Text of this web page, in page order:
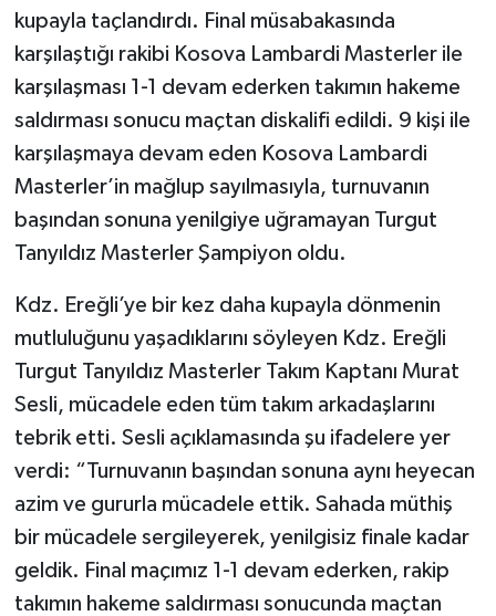
kupayla taçlandırdı. Final müsabakasında
karşılaştığı rakibi Kosova Lambardi Masterler ile
karşılaşması 1-1 devam ederken takımın hakeme
saldırması sonucu maçtan diskalifi edildi. 9 kişi ile
karşılaşmaya devam eden Kosova Lambardi
Masterler’in mağlup sayılmasıyla, turnuvanın
başından sonuna yenilgiye uğramayan Turgut
Tanyıldız Masterler Şampiyon oldu.
Kdz. Ereğli’ye bir kez daha kupayla dönmenin
mutluluğunu yaşadıklarını söyleyen Kdz. Ereğli
Turgut Tanyıldız Masterler Takım Kaptanı Murat
Sesli, mücadele eden tüm takım arkadaşlarını
tebrik etti. Sesli açıklamasında şu ifadelere yer
verdi: “Turnuvanın başından sonuna aynı heyecan
azim ve gururla mücadele ettik. Sahada müthiş
bir mücadele sergileyerek, yenilgisiz finale kadar
geldik. Final maçımız 1-1 devam ederken, rakip
takımın hakeme saldırması sonucunda maçtan